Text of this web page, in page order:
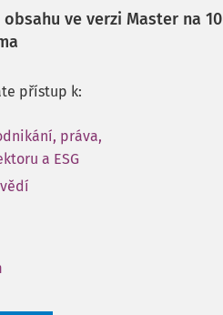
ve verzi Master na 10
přístup k:
práva,
a ESG